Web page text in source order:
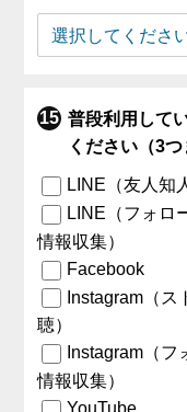
普段利用して
ください（3つ
LINE（友人知
LINE（フォロ
情報収集）
Facebook
Instagram（
聴）
Instagram（
情報収集）